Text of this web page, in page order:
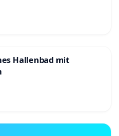
Hallenbad mit